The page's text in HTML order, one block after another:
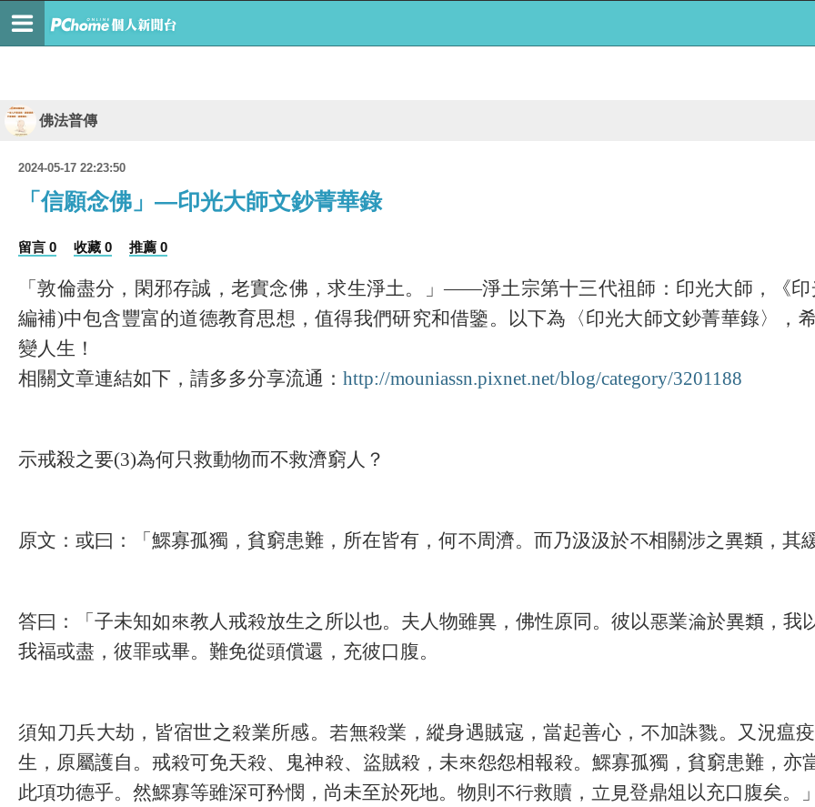
佛法普傳
2024-05-17 22:23:50
「信願念佛」—印光大師文鈔菁華錄
留言 0 收藏 0 推薦 0
「敦倫盡分，閑邪存誠，老實念佛，求生淨土。」——淨土宗第十三代祖師：印光大師，《印
編補)中包含豐富的道德教育思想，值得我們研究和借鑒。以下為〈印光大師文鈔菁華錄〉，
變人生！
相關文章連結如下，請多多分享流通： http://mouniassn.pixnet.net/blog/category/3201188
示戒殺之要(3)為何只救動物而不救濟窮人？
原文： 或曰：「鰥寡孤獨，貧窮患難，所在皆有，何不周濟。而乃汲汲於不相關涉之異類，其
答曰：「子未知如來教人戒殺放生之所以也。夫人物雖異，佛性原同。彼以惡業淪於異類，
我福或盡，彼罪或畢。難免從頭償還，充彼口腹。
須知刀兵大劫，皆宿世之殺業所感。若無殺業，縱身遇賊寇，當起善心，不加誅戮。又況瘟
生，原屬護自。戒殺可免天殺、鬼神殺、盜賊殺，未來怨怨相報殺。鰥寡孤獨，貧窮患難，
此項功德乎。然鰥寡等雖深可矜憫，尚未至於死地。物則不行救贖，立見登鼎俎以充口腹矣。」